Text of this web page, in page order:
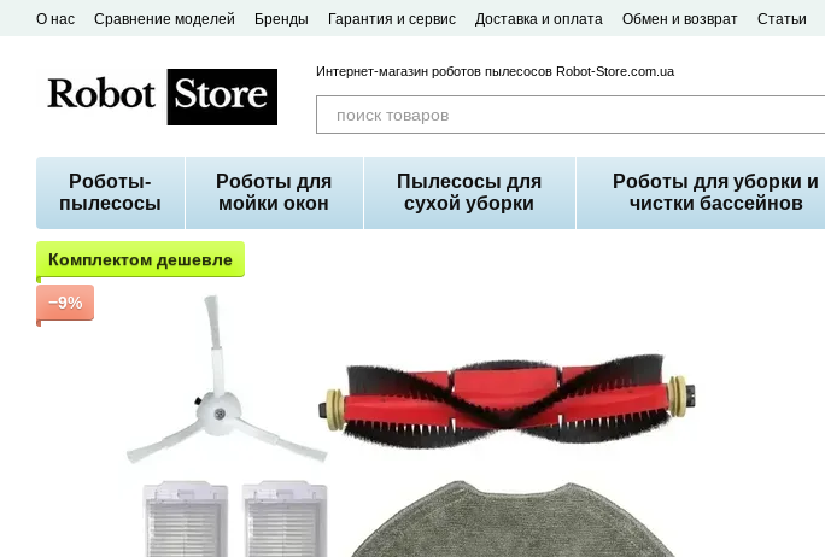
Перейти к основному контенту
О нас Сравнение моделей Бренды Гарантия и сервис Доставка и оплата Обмен и возврат Статьи
Интернет-магазин роботов пылесосов Robot-Store.com.ua
Роботы-
пылесосы
Роботы для
мойки окон
Пылесосы для
сухой уборки
Роботы для уборки и
чистки бассейнов
Комплектом дешевле
−9%